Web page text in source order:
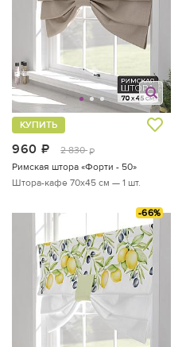
960 руб.
2 830 руб.
КУПИТЬ
Римская штора «Форти - 50»
Штора-кафе 70х45 см — 1 шт.
-66%